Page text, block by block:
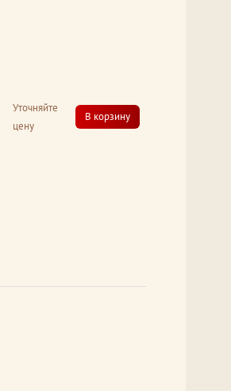
Уточняйте
цену
В корзину